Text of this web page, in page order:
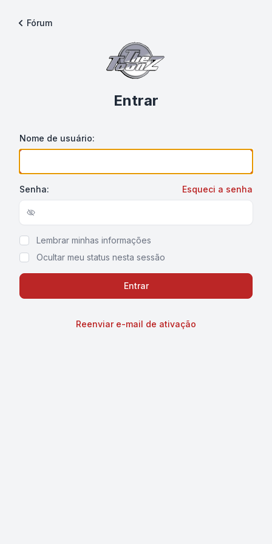
Fórum
Entrar
Nome de usuário:
Senha: Esqueci a senha
Show/hide password
Lembrar minhas informações
Ocultar meu status nesta sessão
Reenviar e-mail de ativação